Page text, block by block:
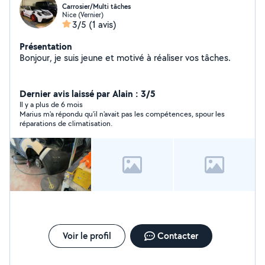
Carrosier/Multi tâches
Nice (Vernier)
3/5 (1 avis)
Présentation
Bonjour, je suis jeune et motivé à réaliser vos tâches.
Dernier avis laissé par Alain : 3/5
Il y a plus de 6 mois
Marius m'a répondu qu'il n'avait pas les compétences, spour les
réparations de climatisation.
Voir le profil Contacter